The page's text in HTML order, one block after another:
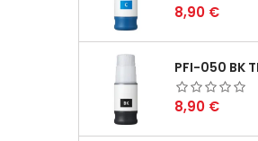
Preço
8,90 €
Preço
8,90 €